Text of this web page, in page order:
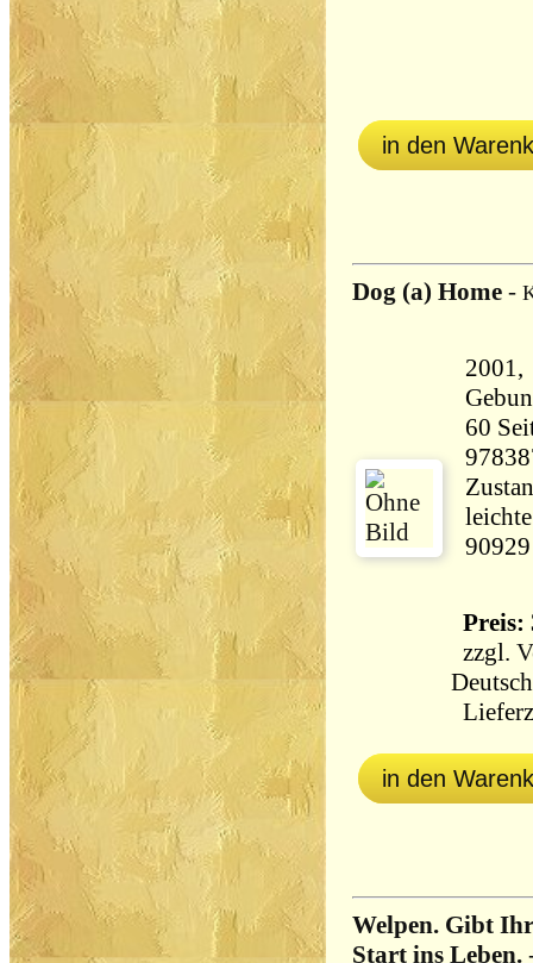
in den
Dog (a) Home -
60 Seiten
90929
Preis:
zzgl.
in den
Welpen. Gibt
Start ins Leben.